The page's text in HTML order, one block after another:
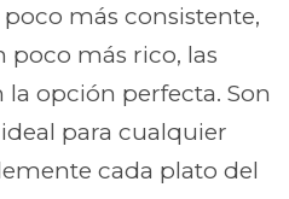
más consistente,
poco más rico, las
opción perfecta. Son
para cualquier
cada plato del